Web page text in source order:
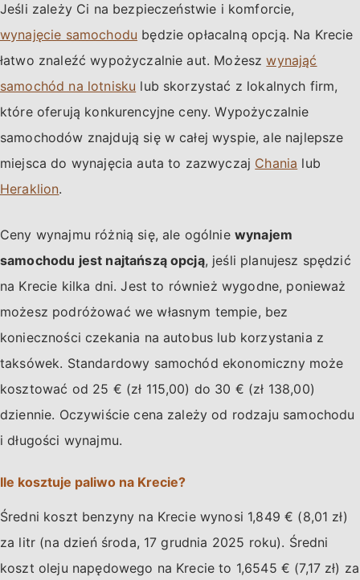
Jeśli zależy Ci na bezpieczeństwie i komforcie,
wynajęcie samochodu będzie opłacalną opcją. Na Krecie
łatwo znaleźć wypożyczalnie aut. Możeszwynająć
samochód na lotnisku lub skorzystać z lokalnych firm,
które oferują konkurencyjne ceny. Wypożyczalnie
samochodów znajdują się w całej wyspie, ale najlepsze
miejsca do wynajęcia auta to zazwyczaj Chania lub
Heraklion.
Ceny wynajmu różnią się, ale ogólnie wynajem
samochodu jest najtańszą opcją, jeśli planujesz spędzić
na Krecie kilka dni. Jest to również wygodne, ponieważ
możesz podróżować we własnym tempie, bez
konieczności czekania na autobus lub korzystania z
taksówek. Standardowy samochód ekonomiczny może
kosztować od 25 € (zł 115,00) do 30 € (zł 138,00)
dziennie. Oczywiście cena zależy od rodzaju samochodu
i długości wynajmu.
Ile kosztuje paliwo na Krecie?
Średni koszt benzyny na Krecie wynosi 1,849 € (8,01 zł)
za litr (na dzień środa, 17 grudnia 2025 roku). Średni
koszt oleju napędowego na Krecie to 1,6545 € (7,17 zł) za